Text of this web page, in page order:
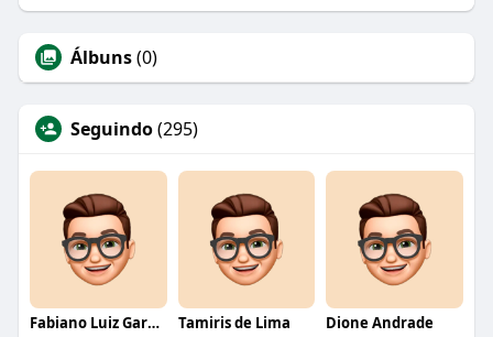
Álbuns(0)
Seguindo(295)
Fabiano Luiz Garcia Tamiris de Lima Dione Andrade